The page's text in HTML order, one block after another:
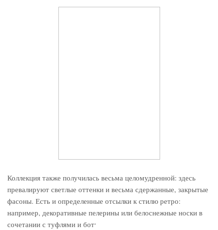
Коллекция также получилась весьма целомудренной: здесь
превалируют светлые оттенки и весьма сдержанные, закрытые
фасоны. Есть и определенные отсылки к стилю ретро:
например, декоративные пелерины или белоснежные носки в
сочетании с туфлями и ботинками.